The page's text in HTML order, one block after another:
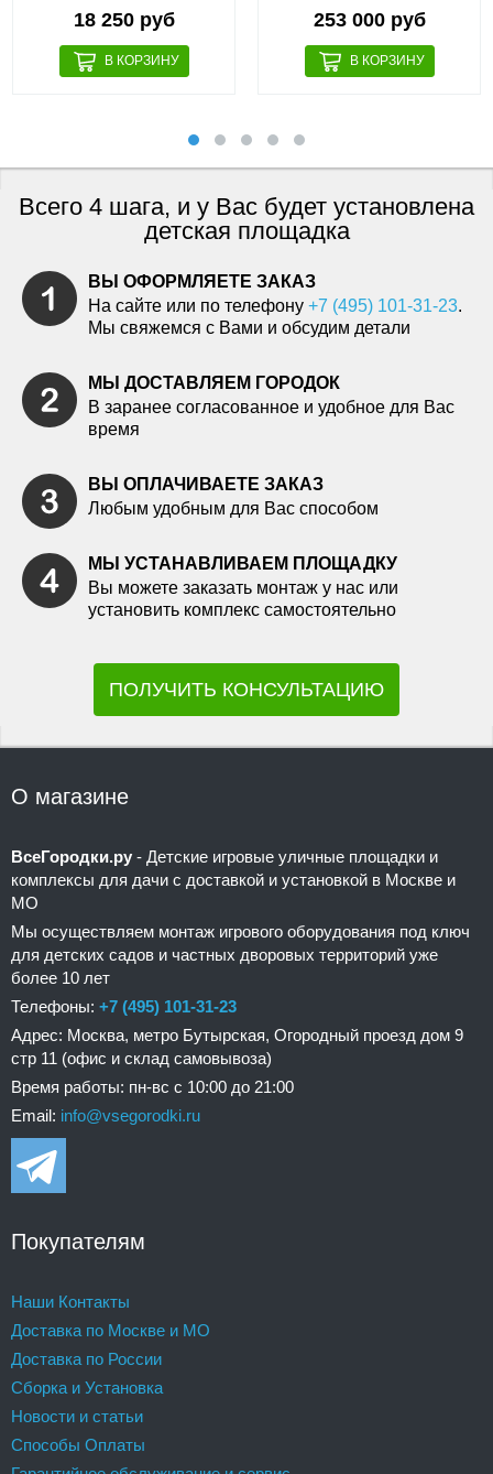
18 250 руб 253 000 руб
Всего 4 шага, и у Вас будет установлена
детская площадка
ВЫ ОФОРМЛЯЕТЕ ЗАКАЗ
На сайте или по телефону +7 (495) 101-31-23.
Мы свяжемся с Вами и обсудим детали
МЫ ДОСТАВЛЯЕМ ГОРОДОК
В заранее согласованное и удобное для Вас
время
ВЫ ОПЛАЧИВАЕТЕ ЗАКАЗ
Любым удобным для Вас способом
МЫ УСТАНАВЛИВАЕМ ПЛОЩАДКУ
Вы можете заказать монтаж у нас или
установить комплекс самостоятельно
ПОЛУЧИТЬ КОНСУЛЬТАЦИЮ
О магазине
ВсеГородки.ру - Детские игровые уличные площадки и
комплексы для дачи с доставкой и установкой в Москве и
МО
Мы осуществляем монтаж игрового оборудования под ключ
для детских садов и частных дворовых территорий уже
более 10 лет
Телефоны: +7 (495) 101-31-23
Адрес: Москва, метро Бутырская, Огородный проезд дом 9
стр 11 (офис и склад самовывоза)
Время работы: пн-вс с 10:00 до 21:00
Email: info@vsegorodki.ru
Покупателям
Наши Контакты
Доставка по Москве и МО
Доставка по России
Сборка и Установка
Новости и статьи
Способы Оплаты